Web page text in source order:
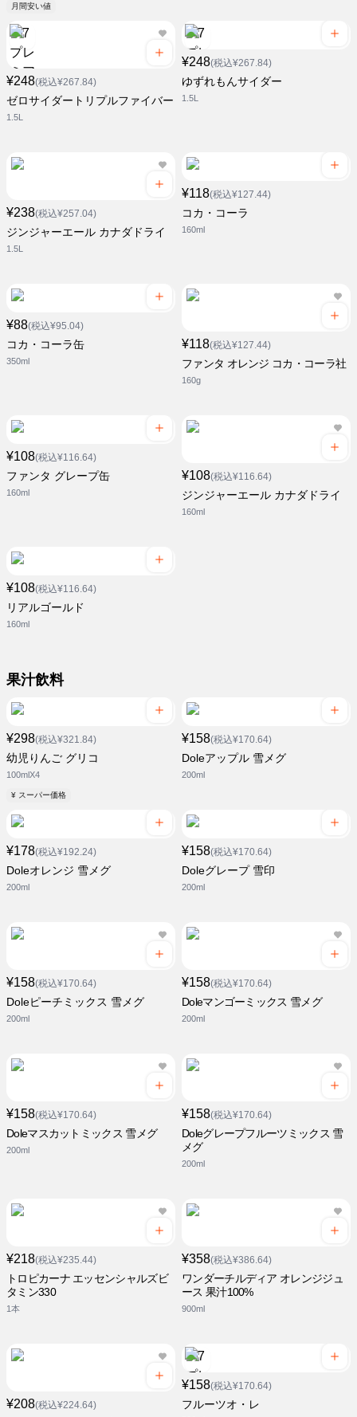
月間安い値
¥248(税込¥267.84)
ゼロサイダートリプルファイバー
1.5L
¥248(税込¥267.84)
ゆずれもんサイダー
1.5L
¥238(税込¥257.04)
ジンジャーエール カナダドライ
1.5L
¥118(税込¥127.44)
コカ・コーラ
160ml
¥88(税込¥95.04)
コカ・コーラ缶
350ml
¥118(税込¥127.44)
ファンタ オレンジ コカ・コーラ社
160g
¥108(税込¥116.64)
ファンタ グレープ缶
160ml
¥108(税込¥116.64)
ジンジャーエール カナダドライ
160ml
¥108(税込¥116.64)
リアルゴールド
160ml
果汁飲料
¥298(税込¥321.84)
幼児りんご グリコ
100mlX4
¥ スーパー価格
¥158(税込¥170.64)
Doleアップル 雪メグ
200ml
¥178(税込¥192.24)
Doleオレンジ 雪メグ
200ml
¥158(税込¥170.64)
Doleグレープ 雪印
200ml
¥158(税込¥170.64)
Doleピーチミックス 雪メグ
200ml
¥158(税込¥170.64)
Doleマンゴーミックス 雪メグ
200ml
¥158(税込¥170.64)
Doleマスカットミックス 雪メグ
200ml
¥158(税込¥170.64)
Doleグレープフルーツミックス 雪
メグ
200ml
¥218(税込¥235.44)
トロピカーナ エッセンシャルズビ
タミン330
1本
¥358(税込¥386.64)
ワンダーチルディア オレンジジュ
ース 果汁100%
900ml
¥208(税込¥224.64)
¥158(税込¥170.64)
フルーツオ・レ